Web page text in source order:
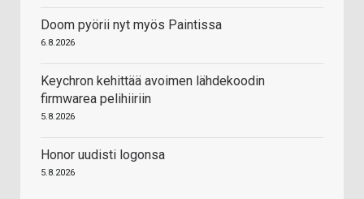
Doom pyörii nyt myös Paintissa
6.8.2026
Keychron kehittää avoimen lähdekoodin
firmwarea pelihiiriin
5.8.2026
Honor uudisti logonsa
5.8.2026